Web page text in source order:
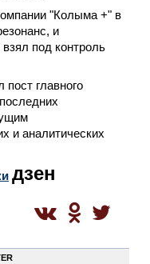
"Колыма +" в
и
под контроль
главного
и аналитических
дзен